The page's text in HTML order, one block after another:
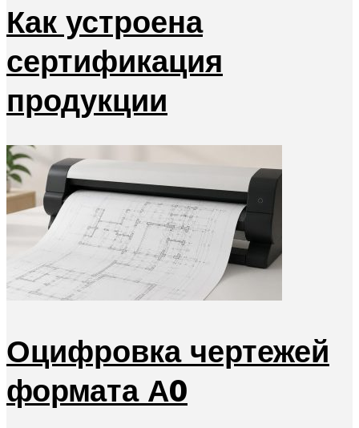
Как устроена
сертификация
продукции
Оцифровка чертежей
формата А0